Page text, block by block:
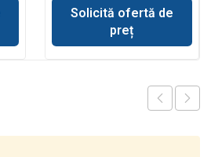
Solicită ofertă de
preț